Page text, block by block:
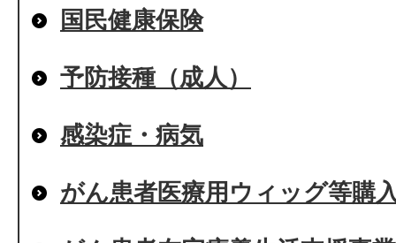
国民健康保険
予防接種（成人）
感染症・病気
がん患者医療用ウィッグ等購